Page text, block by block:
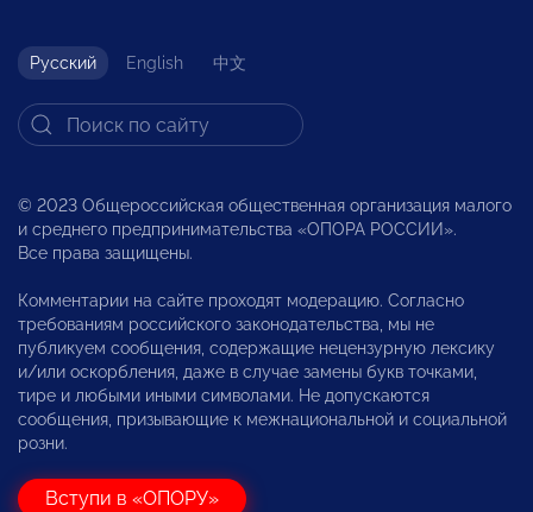
Русский English 中文
© 2023 Общероссийская общественная организация малого
и среднего предпринимательства «ОПОРА РОССИИ».
Все права защищены.
Комментарии на сайте проходят модерацию. Согласно
требованиям российского законодательства, мы не
публикуем сообщения, содержащие нецензурную лексику
и/или оскорбления, даже в случае замены букв точками,
тире и любыми иными символами. Не допускаются
сообщения, призывающие к межнациональной и социальной
розни.
Вступи в «ОПОРУ»